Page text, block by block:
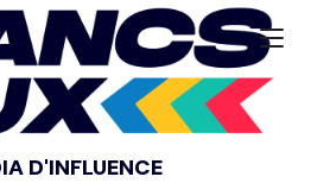
D'INFLUENCE